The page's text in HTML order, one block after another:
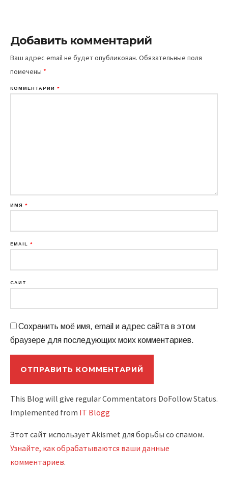
Добавить комментарий
Ваш адрес email не будет опубликован. Обязательные поля
помечены *
КОММЕНТАРИЙ *
ИМЯ *
EMAIL *
САЙТ
Сохранить моё имя, email и адрес сайта в этом
браузере для последующих моих комментариев.
This Blog will give regular Commentators DoFollow Status.
Implemented from IT Blögg
Этот сайт использует Akismet для борьбы со спамом.
Узнайте, как обрабатываются ваши данные
комментариев.